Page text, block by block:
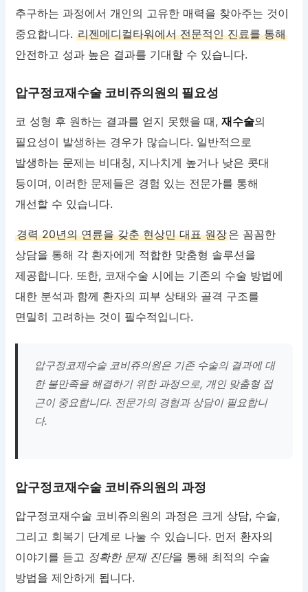
추구하는 과정에서 개인의 고유한 매력을 찾아주는 것이
중요합니다.리젠메디컬타워에서 전문적인 진료를 통해
안전하고 성과 높은 결과를 기대할 수 있습니다.
압구정코재수술 코비쥬의원의 필요성
코 성형 후 원하는 결과를 얻지 못했을 때,재수술의
필요성이 발생하는 경우가 많습니다. 일반적으로
발생하는 문제는 비대칭, 지나치게 높거나 낮은 콧대
등이며, 이러한 문제들은 경험 있는 전문가를 통해
개선할 수 있습니다.
경력 20년의 연륜을 갖춘 현상민 대표 원장은 꼼꼼한
상담을 통해 각 환자에게 적합한 맞춤형 솔루션을
제공합니다. 또한, 코재수술 시에는 기존의 수술 방법에
대한 분석과 함께 환자의 피부 상태와 골격 구조를
면밀히 고려하는 것이 필수적입니다.
압구정코재수술 코비쥬의원은 기존 수술의 결과에 대
한 불만족을 해결하기 위한 과정으로, 개인 맞춤형 접
근이 중요합니다. 전문가의 경험과 상담이 필요합니
다.
압구정코재수술 코비쥬의원의 과정
압구정코재수술 코비쥬의원의 과정은 크게 상담, 수술,
그리고 회복기 단계로 나눌 수 있습니다. 먼저 환자의
이야기를 듣고 정확한 문제 진단을 통해 최적의 수술
방법을 제안하게 됩니다.